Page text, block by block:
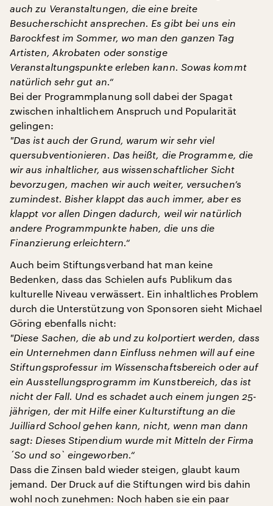
auch zu Veranstaltungen, die eine breite
Besucherschicht ansprechen. Es gibt bei uns ein
Barockfest im Sommer, wo man den ganzen Tag
Artisten, Akrobaten oder sonstige
Veranstaltungspunkte erleben kann. Sowas kommt
natürlich sehr gut an.“
Bei der Programmplanung soll dabei der Spagat
zwischen inhaltlichem Anspruch und Popularität
gelingen:
"Das ist auch der Grund, warum wir sehr viel
quersubventionieren. Das heißt, die Programme, die
wir aus inhaltlicher, aus wissenschaftlicher Sicht
bevorzugen, machen wir auch weiter, versuchen’s
zumindest. Bisher klappt das auch immer, aber es
klappt vor allen Dingen dadurch, weil wir natürlich
andere Programmpunkte haben, die uns die
Finanzierung erleichtern.“
Auch beim Stiftungsverband hat man keine
Bedenken, dass das Schielen aufs Publikum das
kulturelle Niveau verwässert. Ein inhaltliches Problem
durch die Unterstützung von Sponsoren sieht Michael
Göring ebenfalls nicht:
"Diese Sachen, die ab und zu kolportiert werden, dass
ein Unternehmen dann Einfluss nehmen will auf eine
Stiftungsprofessur im Wissenschaftsbereich oder auf
ein Ausstellungsprogramm im Kunstbereich, das ist
nicht der Fall. Und es schadet auch einem jungen 25-
jährigen, der mit Hilfe einer Kulturstiftung an die
Juilliard School gehen kann, nicht, wenn man dann
sagt: Dieses Stipendium wurde mit Mitteln der Firma
´So und so` eingeworben.“
Dass die Zinsen bald wieder steigen, glaubt kaum
jemand. Der Druck auf die Stiftungen wird bis dahin
wohl noch zunehmen: Noch haben sie ein paar